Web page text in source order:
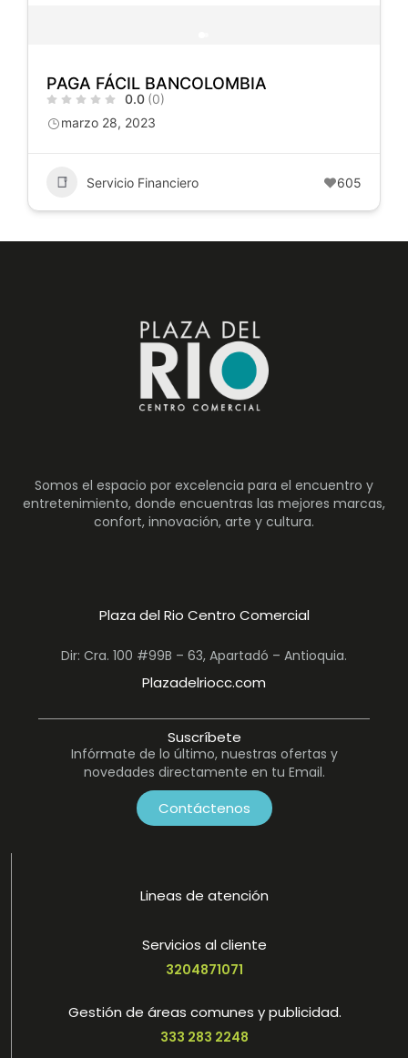
PAGA FÁCIL BANCOLOMBIA
0.0 (0)
marzo 28, 2023
Servicio Financiero 605
Somos el espacio por excelencia para el encuentro y
entretenimiento, donde encuentras las mejores marcas,
confort, innovación, arte y cultura.
Plaza del Rio Centro Comercial
Dir: Cra. 100 #99B – 63, Apartadó – Antioquia.
Plazadelriocc.com
Suscríbete
Infórmate de lo último, nuestras ofertas y
novedades directamente en tu Email.
Contáctenos
Lineas de atención
Servicios al cliente
3204871071
Gestión de áreas comunes y publicidad.
333 283 2248